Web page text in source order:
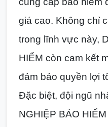
giá cao. Không chỉ
trong lĩnh vực này,
HIỂM còn cam kết
đảm bảo quyền lợi
Đặc biệt, đội ngũ
NGHIỆP BẢO